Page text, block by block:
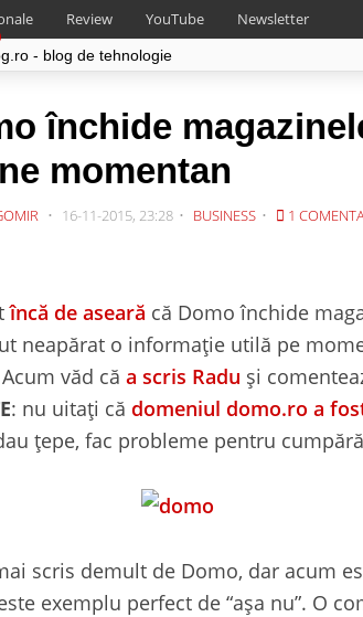
Review YouTube Newsletter
- blog de tehnologie
închide
momentan
16-11-2015, 23:28 BUSINESS 1
încă de aseară că Domo închide
neapărat o informație utilă pe
văd că a scris Radu și
: nu uitați că domeniul domo.ro a
țepe, fac probleme pentru
scris demult de Domo, dar acum
exemplu perfect de “așa nu”. O